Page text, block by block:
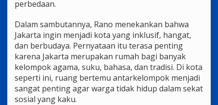
perbedaan.
Dalam sambutannya, Rano menekankan bahwa
Jakarta ingin menjadi kota yang inklusif, hangat,
dan berbudaya. Pernyataan itu terasa penting
karena Jakarta merupakan rumah bagi banyak
kelompok agama, suku, bahasa, dan tradisi. Di kota
seperti ini, ruang bertemu antarkelompok menjadi
sangat penting agar warga tidak hidup dalam sekat
sosial yang kaku.